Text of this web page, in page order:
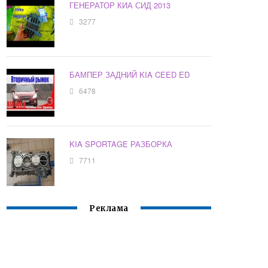
ГЕНЕРАТОР КИА СИД 2013
3277
БАМПЕР ЗАДНИЙ KIA CEED ED
6478
KIA SPORTAGE РАЗБОРКА
7711
Реклама